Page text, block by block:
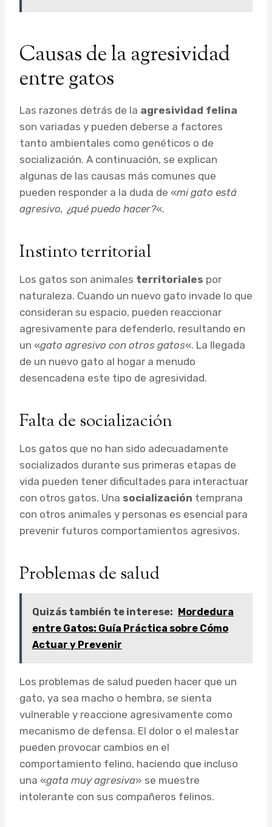
Causas de la agresividad
entre gatos
Las razones detrás de la agresividad felina
son variadas y pueden deberse a factores
tanto ambientales como genéticos o de
socialización. A continuación, se explican
algunas de las causas más comunes que
pueden responder a la duda de «mi gato está
agresivo, ¿qué puedo hacer?«.
Instinto territorial
Los gatos son animales territoriales por
naturaleza. Cuando un nuevo gato invade lo que
consideran su espacio, pueden reaccionar
agresivamente para defenderlo, resultando en
un «gato agresivo con otros gatos«. La llegada
de un nuevo gato al hogar a menudo
desencadena este tipo de agresividad.
Falta de socialización
Los gatos que no han sido adecuadamente
socializados durante sus primeras etapas de
vida pueden tener dificultades para interactuar
con otros gatos. Una socialización temprana
con otros animales y personas es esencial para
prevenir futuros comportamientos agresivos.
Problemas de salud
Quizás también te interese: Mordedura
entre Gatos: Guía Práctica sobre Cómo
Actuar y Prevenir
Los problemas de salud pueden hacer que un
gato, ya sea macho o hembra, se sienta
vulnerable y reaccione agresivamente como
mecanismo de defensa. El dolor o el malestar
pueden provocar cambios en el
comportamiento felino, haciendo que incluso
una «gata muy agresiva» se muestre
intolerante con sus compañeros felinos.